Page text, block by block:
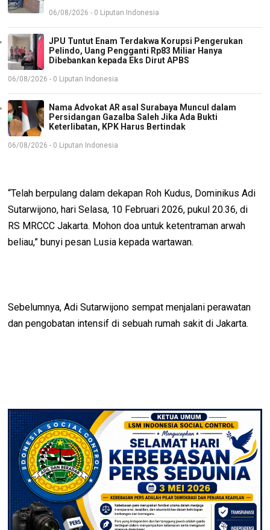
06/08/2026 - 0 Liputan Indonesia
JPU Tuntut Enam Terdakwa Korupsi Pengerukan
Pelindo, Uang Pengganti Rp83 Miliar Hanya
Dibebankan kepada Eks Dirut APBS
06/08/2026 - 0 Liputan Indonesia
Nama Advokat AR asal Surabaya Muncul dalam
Persidangan Gazalba Saleh Jika Ada Bukti
Keterlibatan, KPK Harus Bertindak
06/08/2026 - 0 Liputan Indonesia
“Telah berpulang dalam dekapan Roh Kudus, Dominikus Adi
Sutarwijono, hari Selasa, 10 Februari 2026, pukul 20.36, di
RS MRCCC Jakarta. Mohon doa untuk ketentraman arwah
beliau,” bunyi pesan Lusia kepada wartawan.
Sebelumnya, Adi Sutarwijono sempat menjalani perawatan
dan pengobatan intensif di sebuah rumah sakit di Jakarta.